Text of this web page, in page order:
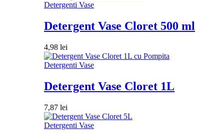
Detergenti Vase
Detergent Vase Cloret 500 ml
4,98 lei
Detergenti Vase
Detergent Vase Cloret 1L
7,87 lei
Detergenti Vase